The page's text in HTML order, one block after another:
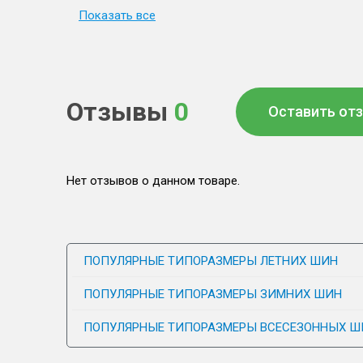
Показать все
Отзывы 0 Оставить
Нет отзывов о данном товаре.
ПОПУЛЯРНЫЕ ТИПОРАЗМЕРЫ ЛЕТНИХ ШИН
ПОПУЛЯРНЫЕ ТИПОРАЗМЕРЫ ЗИМНИХ ШИН
ПОПУЛЯРНЫЕ ТИПОРАЗМЕРЫ ВСЕСЕЗОННЫХ